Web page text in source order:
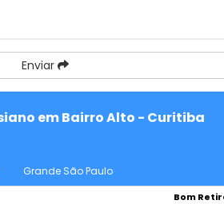
Enviar
em Bairro Alto - Curitiba
Grande São Paulo
Bom